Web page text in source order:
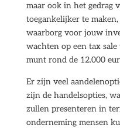
maar ook in het gedrag
toegankelijker te
waarborg voor jouw
wachten op een tax sale
munt rond de 12.000
Er zijn veel
zijn de handelsopties,
zullen presenteren in
onderneming mensen